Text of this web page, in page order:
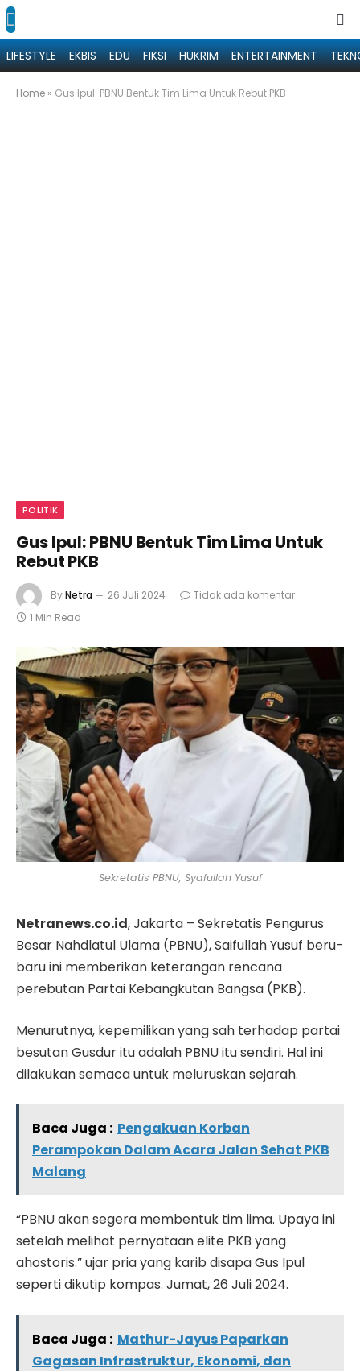
LIFESTYLE EKBIS EDU FIKSI HUKRIM ENTERTAINMENT
Home » Gus Ipul: PBNU Bentuk Tim Lima Untuk Rebut PKB
POLITIK
Gus Ipul: PBNU Bentuk Tim Lima Untuk
Rebut PKB
ByNetra 26 Juli 2024
Tidak ada komentar
1 Min Read
Sekretatis PBNU, Syafullah Yusuf
Netranews.co.id, Jakarta – Sekretatis Pengurus
Besar Nahdlatul Ulama (PBNU), Saifullah Yusuf beru-
baru ini memberikan keterangan rencana
perebutan Partai Kebangkutan Bangsa (PKB).
Menurutnya, kepemilikan yang sah terhadap partai
besutan Gusdur itu adalah PBNU itu sendiri. Hal ini
dilakukan semaca untuk meluruskan sejarah.
Baca Juga : Pengakuan Korban
Perampokan Dalam Acara Jalan Sehat PKB
Malang
“PBNU akan segera membentuk tim lima. Upaya ini
setelah melihat pernyataan elite PKB yang
ahostoris.” ujar pria yang karib disapa Gus Ipul
seperti dikutip kompas. Jumat, 26 Juli 2024.
Baca Juga : Mathur-Jayus Paparkan
Gagasan Infrastruktur, Ekonomi, dan